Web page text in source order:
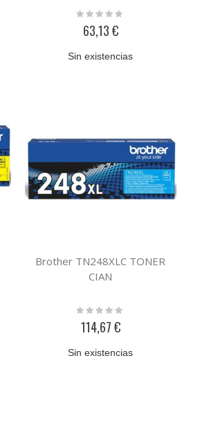
Rating:
63,13 €
Sin existencias
Brother TN248XLC TONER
CIAN
Rating:
114,67 €
Sin existencias